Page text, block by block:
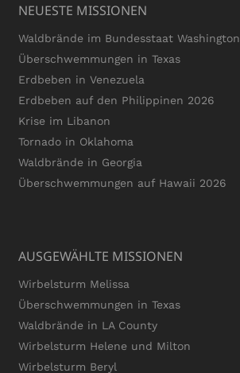
NEUESTE MISSIONEN
Waldbrände im Bundesstaat Washington
Überschwemmungen in Texas
Erdbeben in Venezuela
Erdbeben auf den Philippinen 2026
Krise im Libanon
Tornado in Oklahoma
Waldbrände in Georgia
Überschwemmungen auf Hawaii 2026
AUSGEWÄHLTE MISSIONEN
Wirbelsturm Melissa
Überschwemmungen in Texas
Waldbrände in LA County
Wirbelsturm Helene und Milton
Wirbelsturm Beryl